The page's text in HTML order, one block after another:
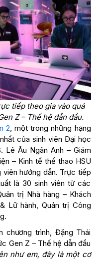
tiếp theo gia vào quá
Z – Thế hệ dẫn đầu.
2, một trong những hạng
của sinh viên Đại học
Lê Âu Ngân Anh – Giám
– Kinh tế thể thao HSU
viên hướng dẫn. Trực tiếp
là 30 sinh viên từ các
trị Nhà hàng – Khách
Lữ hành, Quản trị Công
chương trình, Đặng Thái
Gen Z – Thế hệ dẫn đầu
như em, đây là một cơ